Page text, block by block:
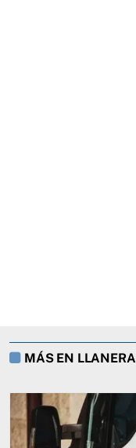
MÁS EN LLANERA